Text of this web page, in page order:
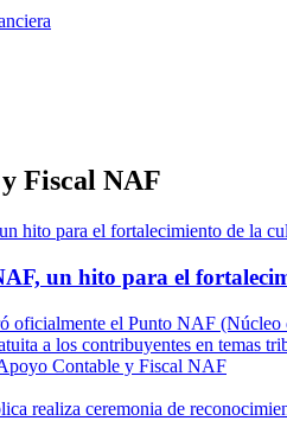
Fiscal NAF
un hito para el
oficialmente el Punto NAF
a los contribuyentes en temas
Contable y Fiscal NAF